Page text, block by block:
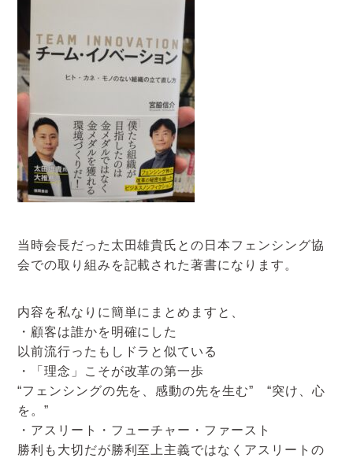
当時会長だった太田雄貴氏との日本フェンシング協
会での取り組みを記載された著書になります。
内容を私なりに簡単にまとめますと、
・顧客は誰かを明確にした
以前流行ったもしドラと似ている
・「理念」こそが改革の第一歩
“フェンシングの先を、感動の先を生む” “突け、心
を。”
・アスリート・フューチャー・ファースト
勝利も大切だが勝利至上主義ではなくアスリートの